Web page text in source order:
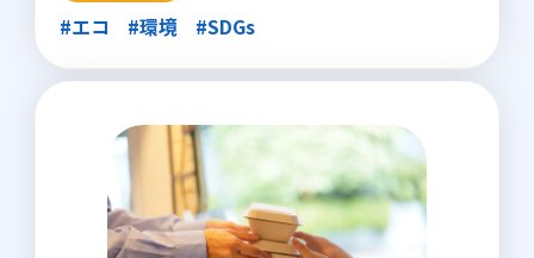
#エコ
#環境 #SDGs